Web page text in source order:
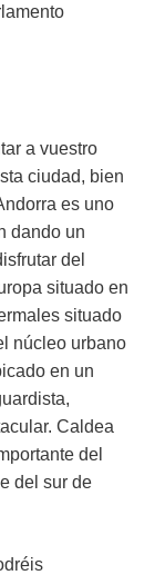
a vuestro
ciudad, bien
es uno
dando un
del
situado en
situado
núcleo urbano
en un
Caldea
del
del sur de